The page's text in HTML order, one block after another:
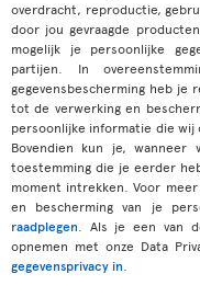
overdracht, reproductie,
door jou gevraagde
mogelijk je persoonlijke
partijen. In
gegevensbescherming heb
tot de verwerking en
persoonlijke informatie die wij
Bovendien kun je, wanneer
toestemming die je eerder
moment intrekken. Voor
en bescherming van je
raadplegen . Als je een van
opnemen met onze Data
gegevensprivacy in